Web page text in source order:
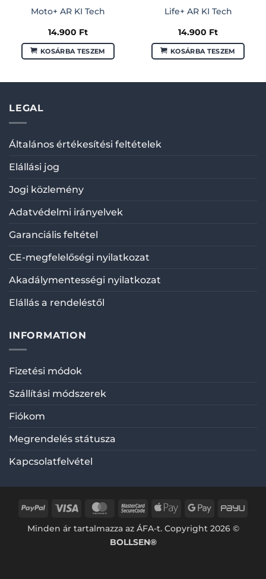
Moto+ AR KI Tech
14.900 Ft
KOSÁRBA TESZEM
Life+ AR KI Tech
14.900 Ft
KOSÁRBA TESZEM
LEGAL
Általános értékesítési feltételek
Elállási jog
Jogi közlemény
Adatvédelmi irányelvek
Garanciális feltétel
CE-megfelelőségi nyilatkozat
Akadálymentességi nyilatkozat
Elállás a rendeléstől
INFORMATION
Fizetési módok
Szállítási módszerek
Fiókom
Megrendelés státusza
Kapcsolatfelvétel
PayPal Visa MasterCardMasterCard
Apple
Google PayU
Minden ár tartalmazza az ÁFA-t. Copyright 2026 ©
BOLLSEN®